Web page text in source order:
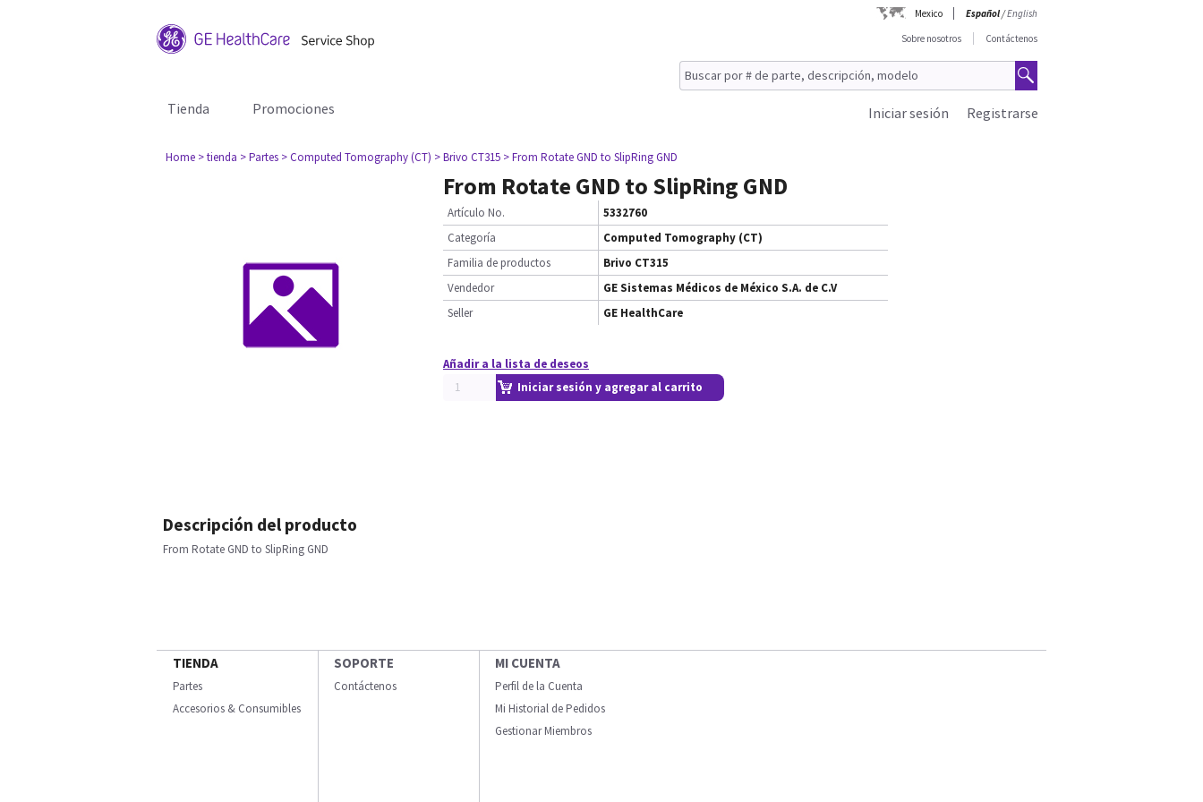
Mexico Español/English
Sobre nosotros
Contáctenos
Tienda Promociones Registrarse
Iniciar sesión
Home > tienda > Partes > Computed Tomography (CT) > Brivo CT315 > From Rotate GND to SlipRing GND
From Rotate GND to SlipRing GND
Artículo No.
5332760
Categoría
Computed Tomography (CT)
Familia de productos
Brivo CT315
Vendedor
GE Sistemas Médicos de México S.A. de C.V
Seller
GE HealthCare
Añadir a la lista de deseos
Iniciar sesión y agregar al carrito
Descripción del producto
From Rotate GND to SlipRing GND
TIENDA
Partes
Accesorios & Consumibles
SOPORTE
Contáctenos
MI CUENTA
Perfil de la Cuenta
Mi Historial de Pedidos
Gestionar Miembros